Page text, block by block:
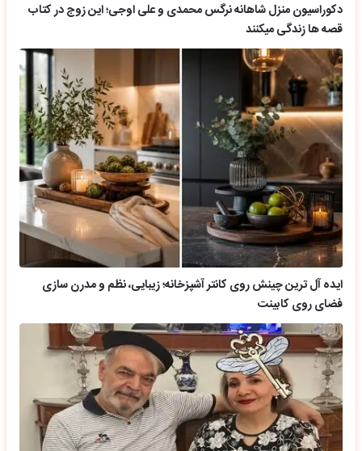
دکوراسیون منزل شاهانه نرگس محمدی و علی اوجی؛ این زوج در کتاب
قصه ها زندگی میکنند
ایده آل ترین چینش روی کانتر آشپزخانه؛ زیبایی، نظم و مدرن سازی
فضای روی کابینت